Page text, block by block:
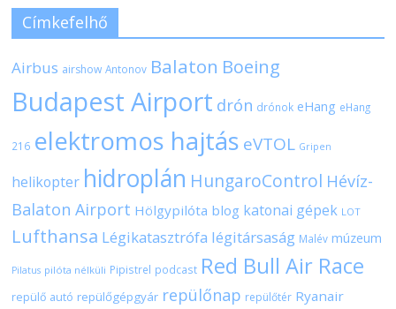
Címkefelhő
Airbus airshow Antonov Balaton Boeing
Budapest Airport drón drónok eHang eHang
216 elektromos hajtás eVTOL Gripen
helikopter hidroplán HungaroControl Hévíz-
Balaton Airport Hölgypilóta blog katonai gépek LOT
Lufthansa Légikatasztrófa légitársaság Malév múzeum
Pilatus pilóta nélküli Pipistrel podcast Red Bull Air Race
repülő autó repülőgépgyár repülőnap repülőtér Ryanair